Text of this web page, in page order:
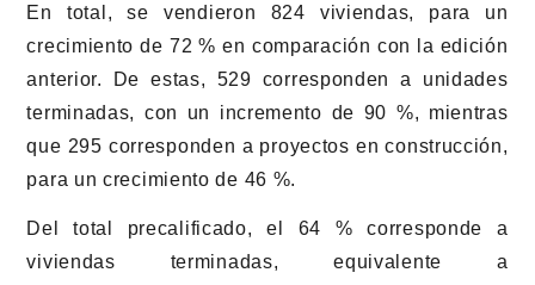
En total, se vendieron 824 viviendas, para un
crecimiento de 72 % en comparación con la edición
anterior. De estas, 529 corresponden a unidades
terminadas, con un incremento de 90 %, mientras
que 295 corresponden a proyectos en construcción,
para un crecimiento de 46 %.
Del total precalificado, el 64 % corresponde a
viviendas terminadas, equivalente a